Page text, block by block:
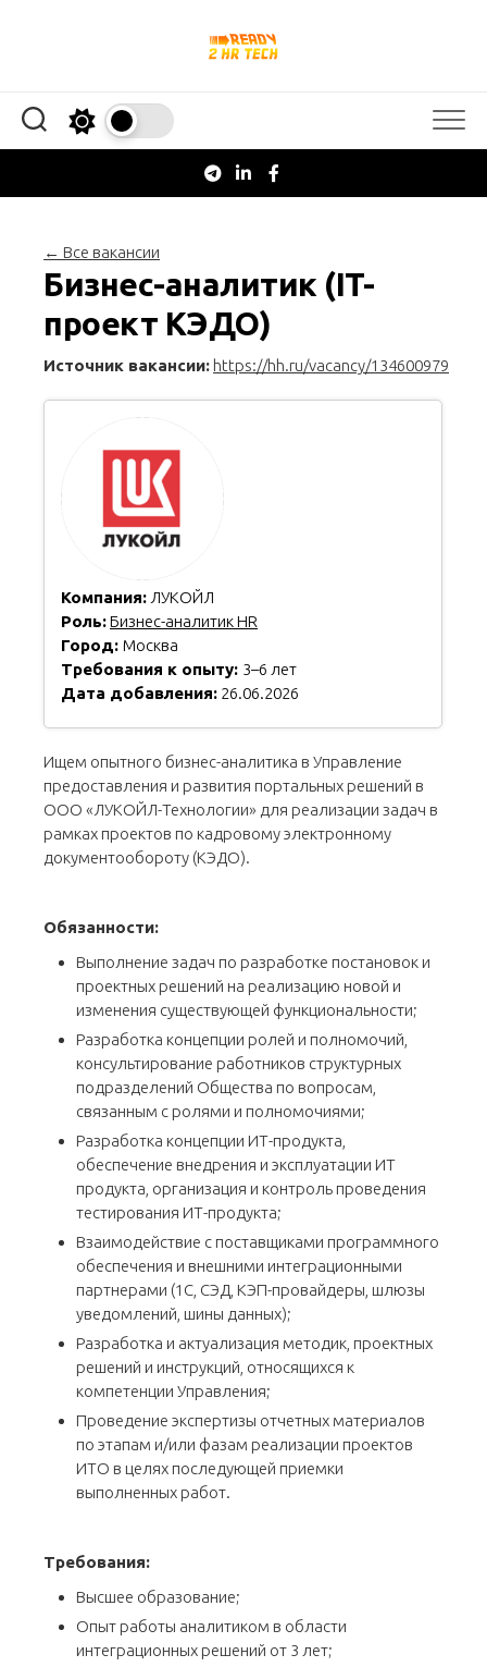
← Все вакансии
Бизнес-аналитик (IT-
проект КЭДО)
Источник вакансии: https://hh.ru/vacancy/134600979
Компания: ЛУКОЙЛ
Роль:Бизнес-аналитик HR
Город: Москва
Требования к опыту: 3–6 лет
Дата добавления: 26.06.2026
Ищем опытного бизнес-аналитика в Управление
предоставления и развития портальных решений в
ООО «ЛУКОЙЛ-Технологии» для реализации задач в
рамках проектов по кадровому электронному
документообороту (КЭДО).
Обязанности:
Выполнение задач по разработке постановок и
проектных решений на реализацию новой и
изменения существующей функциональности;
Разработка концепции ролей и полномочий,
консультирование работников структурных
подразделений Общества по вопросам,
связанным с ролями и полномочиями;
Разработка концепции ИТ-продукта,
обеспечение внедрения и эксплуатации ИТ
продукта, организация и контроль проведения
тестирования ИТ-продукта;
Взаимодействие с поставщиками программного
обеспечения и внешними интеграционными
партнерами (1С, СЭД, КЭП-провайдеры, шлюзы
уведомлений, шины данных);
Разработка и актуализация методик, проектных
решений и инструкций, относящихся к
компетенции Управления;
Проведение экспертизы отчетных материалов
по этапам и/или фазам реализации проектов
ИТО в целях последующей приемки
выполненных работ.
Требования:
Высшее образование;
Опыт работы аналитиком в области
интеграционных решений от 3 лет;